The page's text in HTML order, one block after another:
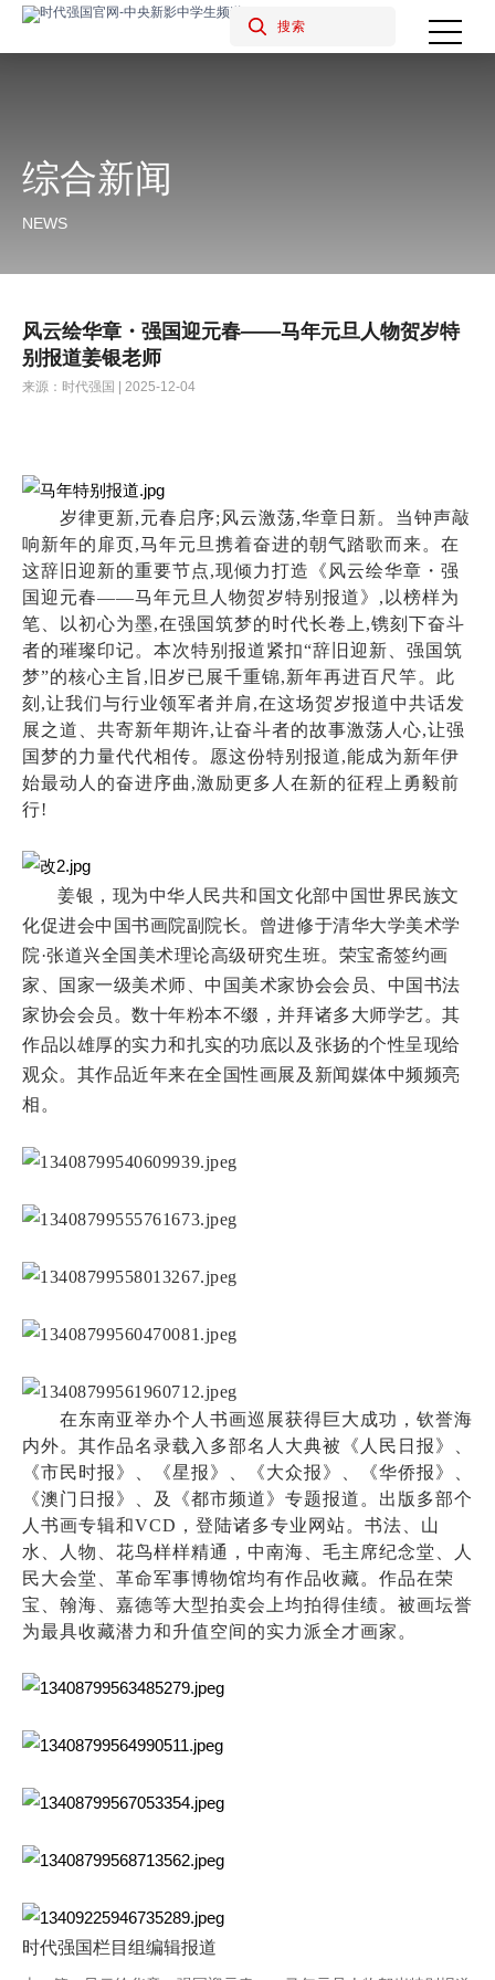
综合新闻
NEWS
风云绘华章・强国迎元春——马年元旦人物贺岁特
别报道姜银老师
来源：时代强国 | 2025-12-04
岁律更新,元春启序;风云激荡,华章日新。当钟声敲
响新年的扉页,马年元旦携着奋进的朝气踏歌而来。在
这辞旧迎新的重要节点,现倾力打造《风云绘华章・强
国迎元春——马年元旦人物贺岁特别报道》,以榜样为
笔、以初心为墨,在强国筑梦的时代长卷上,镌刻下奋斗
者的璀璨印记。本次特别报道紧扣“辞旧迎新、强国筑
梦”的核心主旨,旧岁已展千重锦,新年再进百尺竿。此
刻,让我们与行业领军者并肩,在这场贺岁报道中共话发
展之道、共寄新年期许,让奋斗者的故事激荡人心,让强
国梦的力量代代相传。愿这份特别报道,能成为新年伊
始最动人的奋进序曲,激励更多人在新的征程上勇毅前
行!
姜银，现为中华人民共和国文化部中国世界民族文
化促进会中国书画院副院长。曾进修于清华大学美术学
院·张道兴全国美术理论高级研究生班。荣宝斋签约画
家、国家一级美术师、中国美术家协会会员、中国书法
家协会会员。数十年粉本不缀，并拜诸多大师学艺。其
作品以雄厚的实力和扎实的功底以及张扬的个性呈现给
观众。其作品近年来在全国性画展及新闻媒体中频频亮
相。
在东南亚举办个人书画巡展获得巨大成功，钦誉海
内外。其作品名录载入多部名人大典被《人民日报》、
《市民时报》、《星报》、《大众报》、《华侨报》、
《澳门日报》、及《都市频道》专题报道。出版多部个
人书画专辑和VCD，登陆诸多专业网站。书法、山
水、人物、花鸟样样精通，中南海、毛主席纪念堂、人
民大会堂、革命军事博物馆均有作品收藏。作品在荣
宝、翰海、嘉德等大型拍卖会上均拍得佳绩。被画坛誉
为最具收藏潜力和升值空间的实力派全才画家。
时代强国栏目组编辑报道